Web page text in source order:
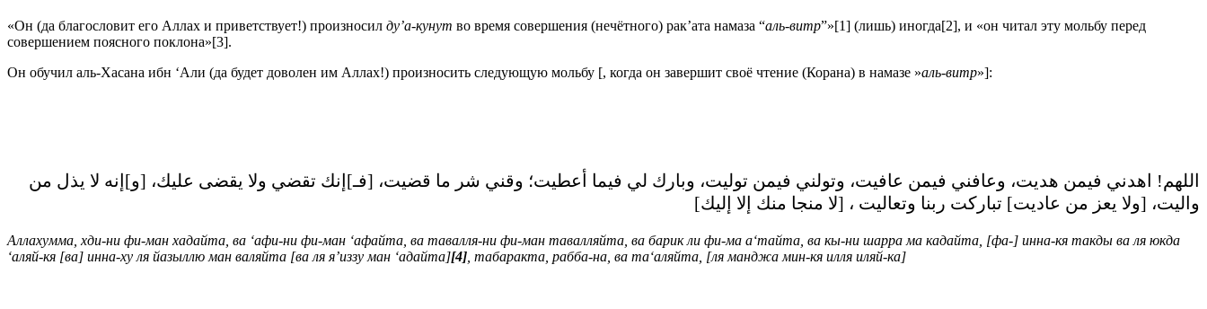
«Он (да благословит его Аллах и приветствует!) произносил ду’а-кунут во время совершения (нечётного) рак’ата намаза “аль-витр”»[1] (лишь) иногда[2], и «он читал эту мольбу перед
совершением поясного поклона»[3].
Он обучил аль-Хасана ибн ‘Али (да будет доволен им Аллах!) произносить следующую мольбу [, когда он завершит своё чтение (Корана) в намазе »аль-витр»]:
اللهم! اهدني فيمن هديت، وعافني فيمن عافيت، وتولني فيمن توليت، وبارك لي فيما أعطيت؛ وقني شر ما قضيت، [فـ]إنك تقضي ولا يقضى عليك، [و]إنه لا يذل من
واليت، [ولا يعز من عاديت] تباركت ربنا وتعاليت ، [لا منجا منك إلا إليك]
Аллахумма, хди-ни фи-ман хадайта, ва ‘афи-ни фи-ман ‘афайта, ва тавалля-ни фи-ман тавалляйта, ва барик ли фи-ма а‘тайта, ва кы-ни шарра ма кадайта, [фа-] инна-кя такды ва ля юкда
‘аляй-кя [ва] инна-ху ля йазыллю ман валяйта [ва ля я’иззу ман ‘адайта][4] , табаракта, рабба-на, ва та‘аляйта, [ля манджа мин-кя илля иляй-ка]